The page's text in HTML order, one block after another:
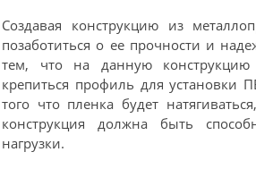
Создавая конструкцию из
позаботиться о ее прочности и
тем, что на данную конструкцию
крепиться профиль для установки
того что пленка будет
конструкция должна быть
нагрузки.